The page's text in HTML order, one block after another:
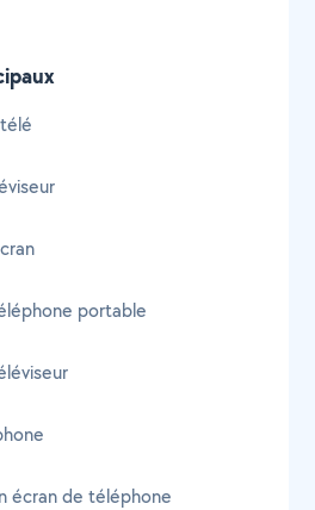
portable
écran de téléphone